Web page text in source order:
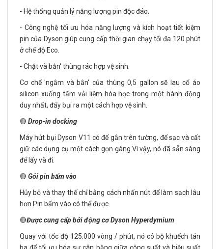
- Hệ thống quản lý năng lượng pin độc đáo.
- Công nghệ tối ưu hóa năng lượng và kích hoạt tiết kiệm
pin của Dyson giúp cung cấp thời gian chạy tối đa 120 phút
ở chế độ Eco.
- Chặt và bắn' thùng rác hợp vệ sinh.
Cơ chế 'ngắm và bắn' của thùng 0,5 gallon sẽ lau cổ áo
silicon xuống tấm vải liệm hóa học trong một hành động
duy nhất, đẩy bụi ra một cách hợp vệ sinh.
🔴Drop-in docking
Máy hút bụi Dyson V11 có đế gắn trên tường, để sạc và cất
giữ các dụng cụ một cách gọn gàng.Vì vậy, nó đã sẵn sàng
để lấy và đi.
🔴Gói pin bấm vào
Hủy bỏ và thay thế chỉ bằng cách nhấn nút để làm sạch lâu
hơn.Pin bấm vào có thể được.
🔴Được cung cấp bởi động cơ Dyson Hyperdymium
Quay với tốc độ 125.000 vòng / phút, nó có bộ khuếch tán